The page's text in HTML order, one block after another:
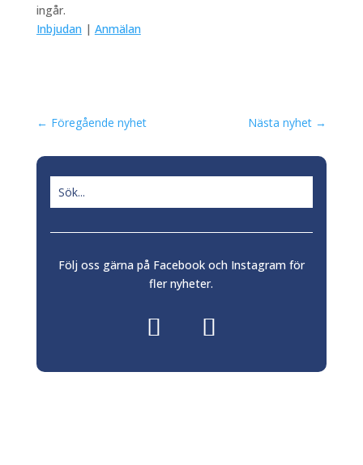
ingår.
Inbjudan | Anmälan
← Föregående nyhet Nästa nyhet →
Följ oss gärna på Facebook och Instagram för
fler nyheter.